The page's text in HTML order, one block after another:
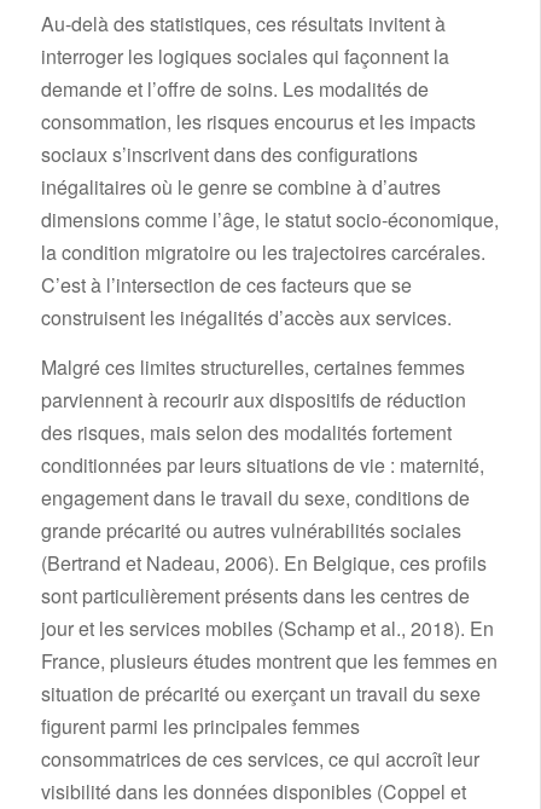
Au-delà des statistiques, ces résultats invitent à
interroger les logiques sociales qui façonnent la
demande et l’offre de soins. Les modalités de
consommation, les risques encourus et les impacts
sociaux s’inscrivent dans des configurations
inégalitaires où le genre se combine à d’autres
dimensions comme l’âge, le statut socio-économique,
la condition migratoire ou les trajectoires carcérales.
C’est à l’intersection de ces facteurs que se
construisent les inégalités d’accès aux services.
Malgré ces limites structurelles, certaines femmes
parviennent à recourir aux dispositifs de réduction
des risques, mais selon des modalités fortement
conditionnées par leurs situations de vie : maternité,
engagement dans le travail du sexe, conditions de
grande précarité ou autres vulnérabilités sociales
(Bertrand et Nadeau, 2006). En Belgique, ces profils
sont particulièrement présents dans les centres de
jour et les services mobiles (Schamp et al., 2018). En
France, plusieurs études montrent que les femmes en
situation de précarité ou exerçant un travail du sexe
figurent parmi les principales femmes
consommatrices de ces services, ce qui accroît leur
visibilité dans les données disponibles (Coppel et